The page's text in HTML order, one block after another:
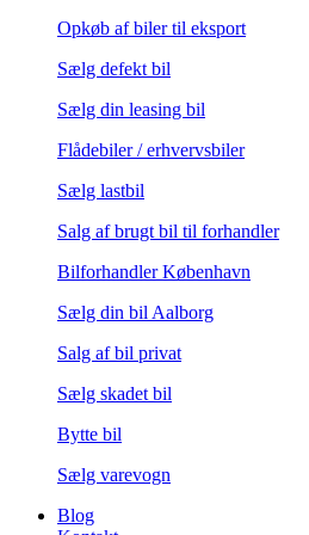
Opkøb af biler til eksport
Sælg defekt bil
Sælg din leasing bil
Flådebiler / erhvervsbiler
Sælg lastbil
Salg af brugt bil til forhandler
Bilforhandler København
Sælg din bil Aalborg
Salg af bil privat
Sælg skadet bil
Bytte bil
Sælg varevogn
Blog